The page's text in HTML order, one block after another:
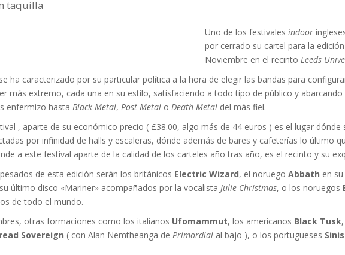
EN PROFUNDIDAD
, 5 FEBRERO, 2023
YMIR PEIRÓ, 31 ENERO,
, 18 JUNIO, 2025
MARC GUTIÉRREZ, 25
PRIMERAS IMPRESIONES
, 30 ENERO, 2023
29 AGOSTO, 2016
, 3 DICIEMBRE, 2017
Uno de los festivales indoor
por cerrado su cartel para la
Noviembre en el recinto Leeds
ha caracterizado por su particular política a la hora de elegir las bandas para
más extremo, cada una en su estilo, satisfaciendo a todo tipo de público y
enfermizo hasta Black Metal, Post-Metal o Death Metal del más fiel.
, aparte de su económico precio ( £38.00, algo más de 44 euros ) es el lugar
por infinidad de halls y escaleras, dónde además de bares y cafeterías lo último
a este festival aparte de la calidad de los carteles año tras año, es el recinto y su
de esta edición serán los británicos Electric Wizard, el noruego Abbath en
último disco «Mariner» acompañados por la vocalista Julie Christmas, o los noruegos
de todo el mundo.
otras formaciones como los italianos Ufomammut, los americanos Black Tusk
Sovereign ( con Alan Nemtheanga de Primordial al bajo ), o los portugueses